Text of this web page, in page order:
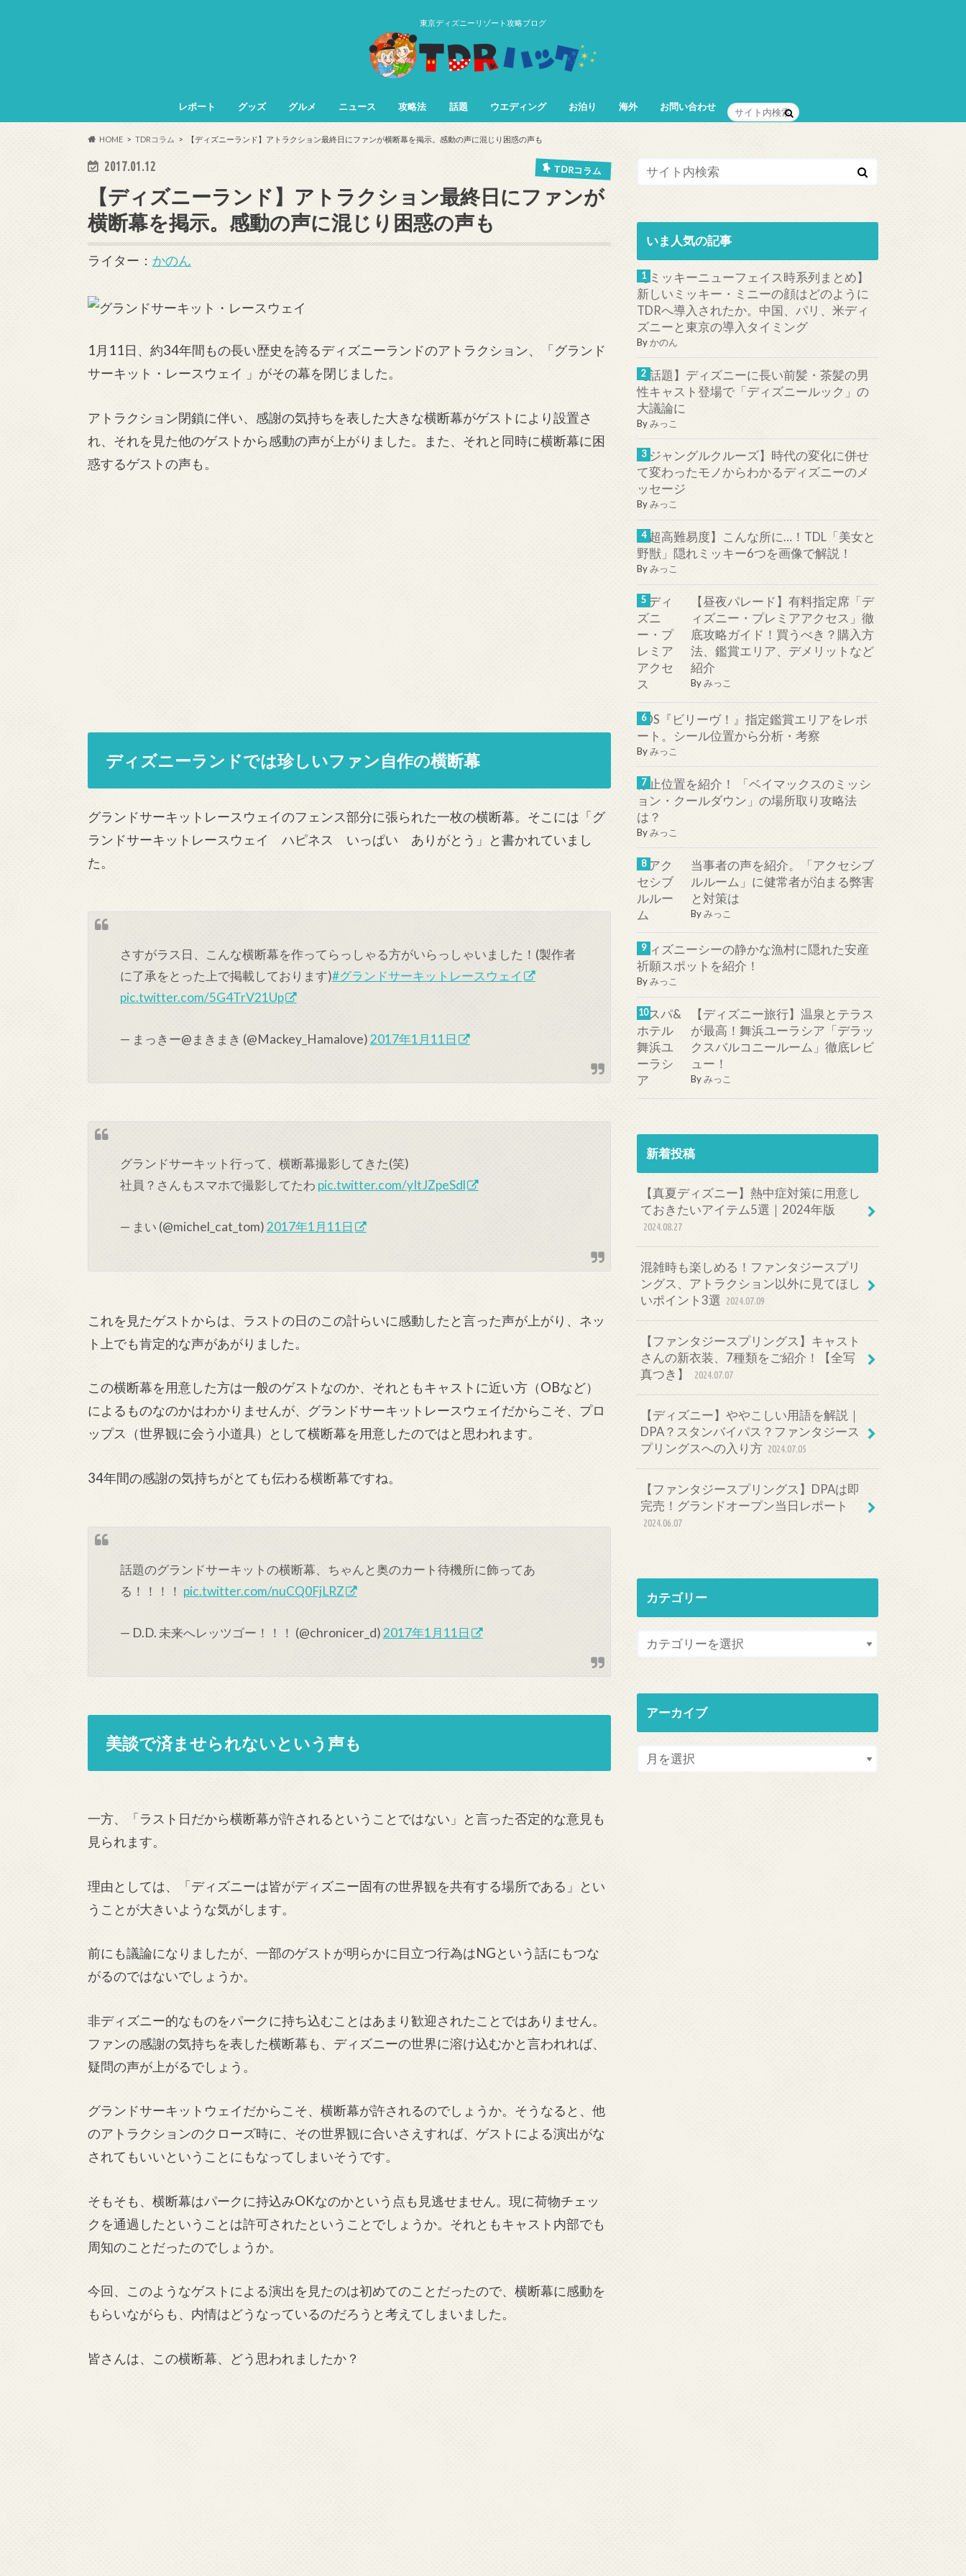
東京ディズニーリゾート攻略ブログ
レポート グッズ グルメ ニュース 攻略法 話題 ウエディング お泊り 海外 お問い合わせ
HOME TDRコラム 【ディズニーランド】アトラクション最終日にファンが横断幕を掲示。感動の声に混じり困惑の声も
2017.01.12 TDRコラム
【ディズニーランド】アトラクション最終日にファンが
横断幕を掲示。感動の声に混じり困惑の声も
ライター： かのん
1月11日、約34年間もの長い歴史を誇るディズニーランドのアトラクション、「グランド
サーキット・レースウェイ 」がその幕を閉じました。
アトラクション閉鎖に伴い、感謝の気持ちを表した大きな横断幕がゲストにより設置さ
れ、それを見た他のゲストから感動の声が上がりました。また、それと同時に横断幕に困
惑するゲストの声も。
ディズニーランドでは珍しいファン自作の横断幕
グランドサーキットレースウェイのフェンス部分に張られた一枚の横断幕。そこには「グ
ランドサーキットレースウェイ ハピネス いっぱい ありがとう」と書かれていまし
た。
さすがラス日、こんな横断幕を作ってらっしゃる方がいらっしゃいました！(製作者
に了承をとった上で掲載しております)#グランドサーキットレースウェイ
pic.twitter.com/5G4TrV21Up
— まっきー@まきまき (@Mackey_Hamalove) 2017年1月11日
グランドサーキット行って、横断幕撮影してきた(笑)
社員？さんもスマホで撮影してたわ pic.twitter.com/yItJZpeSdl
— まい (@michel_cat_tom) 2017年1月11日
これを見たゲストからは、ラストの日のこの計らいに感動したと言った声が上がり、ネッ
ト上でも肯定的な声があがりました。
この横断幕を用意した方は一般のゲストなのか、それともキャストに近い方（OBなど）
によるものなのかはわかりませんが、グランドサーキットレースウェイだからこそ、プロ
ップス（世界観に会う小道具）として横断幕を用意したのではと思われます。
34年間の感謝の気持ちがとても伝わる横断幕ですね。
話題のグランドサーキットの横断幕、ちゃんと奥のカート待機所に飾ってあ
る！！！！ pic.twitter.com/nuCQ0FjLRZ
— D.D. 未来へレッツゴー！！！ (@chronicer_d) 2017年1月11日
美談で済ませられないという声も
一方、「ラスト日だから横断幕が許されるということではない」と言った否定的な意見も
見られます。
理由としては、「ディズニーは皆がディズニー固有の世界観を共有する場所である」とい
うことが大きいような気がします。
前にも議論になりましたが、一部のゲストが明らかに目立つ行為はNGという話にもつな
がるのではないでしょうか。
非ディズニー的なものをパークに持ち込むことはあまり歓迎されたことではありません。
ファンの感謝の気持ちを表した横断幕も、ディズニーの世界に溶け込むかと言われれば、
疑問の声が上がるでしょう。
グランドサーキットウェイだからこそ、横断幕が許されるのでしょうか。そうなると、他
のアトラクションのクローズ時に、その世界観に合いさえすれば、ゲストによる演出がな
されてもいいということにもなってしまいそうです。
そもそも、横断幕はパークに持込みOKなのかという点も見逃せません。現に荷物チェッ
クを通過したということは許可されたということでしょうか。それともキャスト内部でも
周知のことだったのでしょうか。
今回、このようなゲストによる演出を見たのは初めてのことだったので、横断幕に感動を
もらいながらも、内情はどうなっているのだろうと考えてしまいました。
皆さんは、この横断幕、どう思われましたか？
いま人気の記事
【ミッキーニューフェイス時系列まとめ】
新しいミッキー・ミニーの顔はどのように
TDRへ導入されたか。中国、パリ、米ディ
ズニーと東京の導入タイミング
Byかのん
【話題】ディズニーに長い前髪・茶髪の男
性キャスト登場で「ディズニールック」の
大議論に
Byみっこ
【ジャングルクルーズ】時代の変化に併せ
て変わったモノからわかるディズニーのメ
ッセージ
Byみっこ
【超高難易度】こんな所に…！TDL「美女と
野獣」隠れミッキー6つを画像で解説！
Byみっこ
【昼夜パレード】有料指定席「デ
ィズニー・プレミアアクセス」徹
底攻略ガイド！買うべき？購入方
法、鑑賞エリア、デメリットなど
紹介
Byみっこ
TDS『ビリーヴ！』指定鑑賞エリアをレポ
ート。シール位置から分析・考察
Byみっこ
停止位置を紹介！ 「ベイマックスのミッシ
ョン・クールダウン」の場所取り攻略法
は？
Byみっこ
当事者の声を紹介。「アクセシブ
ルルーム」に健常者が泊まる弊害
と対策は
Byみっこ
ディズニーシーの静かな漁村に隠れた安産
祈願スポットを紹介！
Byみっこ
【ディズニー旅行】温泉とテラス
が最高！舞浜ユーラシア「デラッ
クスバルコニールーム」徹底レビ
ュー！
Byみっこ
新着投稿
【真夏ディズニー】熱中症対策に用意し
ておきたいアイテム5選｜2024年版
2024.08.27
混雑時も楽しめる！ファンタジースプリ
ングス、アトラクション以外に見てほし
いポイント3選 2024.07.09
【ファンタジースプリングス】キャスト
さんの新衣装、7種類をご紹介！【全写
真つき】
2024.07.07
【ディズニー】ややこしい用語を解説｜
DPA？スタンバイパス？ファンタジース
プリングスへの入り方 2024.07.05
【ファンタジースプリングス】DPAは即
完売！グランドオープン当日レポート
2024.06.07
カテゴリー
アーカイブ